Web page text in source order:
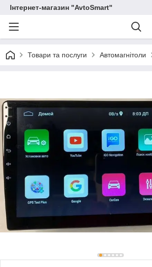
Інтернет-магазин "AvtoSmart"
Товари та послуги Автомагнітоли